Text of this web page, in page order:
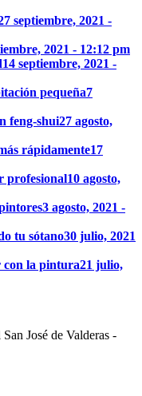
septiembre, 2021 -
2021 - 12:12 pm
14 septiembre, 2021 -
pequeña7
feng-shui27 agosto,
rápidamente17
profesional10 agosto,
3 agosto, 2021 -
tu sótano30 julio, 2021
con la pintura21 julio,
José de Valderas -